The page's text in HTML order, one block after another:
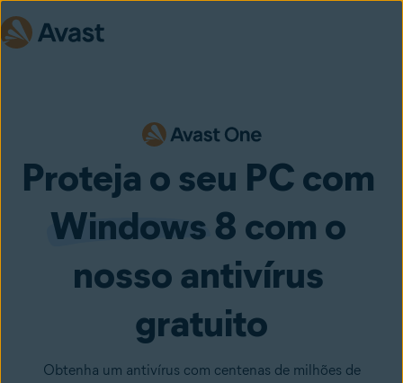
Proteja o seu PC com
Windows 8 com o
nosso antivírus
gratuito
Obtenha um antivírus com centenas de milhões de